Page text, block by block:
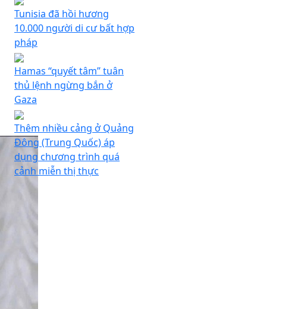
Tunisia đã hồi hương
10.000 người di cư bất hợp
pháp
Hamas “quyết tâm” tuân
thủ lệnh ngừng bắn ở
Gaza
Thêm nhiều cảng ở Quảng
Đông (Trung Quốc) áp
dụng chương trình quá
cảnh miễn thị thực